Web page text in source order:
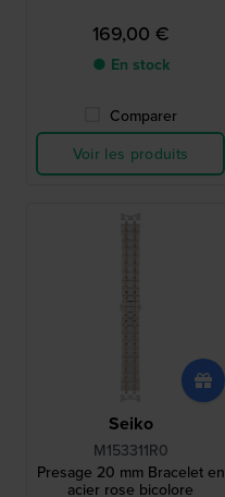
169,00 €
● En stock
Comparer
Voir les produits
Seiko
M153311R0
Presage 20 mm Bracelet en
acier rose bicolore